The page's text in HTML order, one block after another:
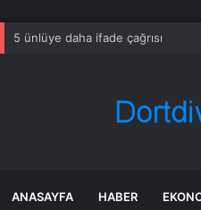
Almanya Türk Toplumu’ndan
ANASAYFA HABER